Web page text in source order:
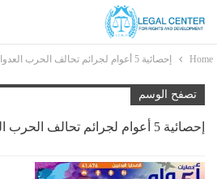
Home إحصائية 5 أعوام لجرائم تحالف الحرب العدوانية على اليمن
تصفح الوسم
إحصائية 5 أعوام لجرائم تحالف الحرب العدوانية على اليمن